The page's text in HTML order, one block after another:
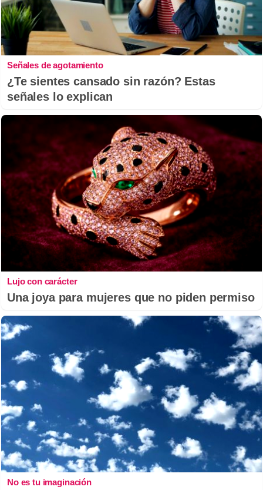
Señales de agotamiento
¿Te sientes cansado sin razón? Estas
señales lo explican
Lujo con carácter
Una joya para mujeres que no piden permiso
No es tu imaginación